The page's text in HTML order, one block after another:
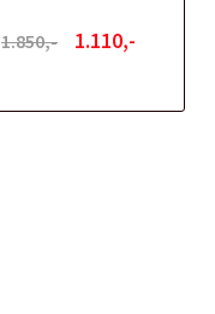
1.850,- 1.110,-